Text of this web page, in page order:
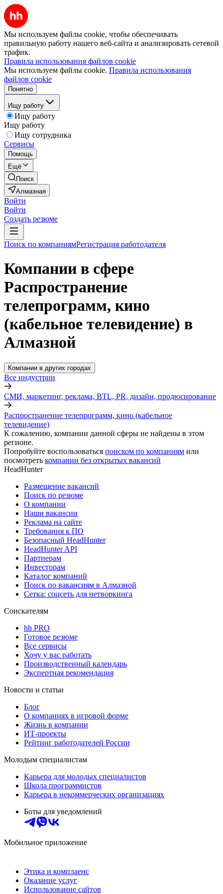
Мы используем файлы cookie, чтобы обеспечивать
правильную работу нашего веб-сайта и анализировать сетевой
трафик.
Правила использования файлов cookie
Мы используем файлы cookie. Правила использования
файлов cookie
Понятно
Ищу работу
Ищу работу
Ищу работу
Ищу сотрудника
Сервисы
Помощь
Ещё
Поиск
Алмазная
Войти
Войти
Создать резюме
Поиск по компаниямРегистрация работодателя
Компании в сфере
Распространение
телепрограмм, кино
(кабельное телевидение) в
Алмазной
Компании в других городах
Все индустрии
СМИ, маркетинг, реклама, BTL, PR, дизайн, продюсирование
Распространение телепрограмм, кино (кабельное
телевидение)
К сожалению, компании данной сферы не найдены в этом
регионе.
Попробуйте воспользоваться поиском по компаниям или
посмотреть компании без открытых вакансий
HeadHunter
Размещение вакансий
Поиск по резюме
О компании
Наши вакансии
Реклама на сайте
Требования к ПО
Безопасный HeadHunter
HeadHunter API
Партнерам
Инвесторам
Каталог компаний
Поиск по вакансиям в Алмазной
Сетка: соцсеть для нетворкинга
Соискателям
hh PRO
Готовое резюме
Все сервисы
Хочу у вас работать
Производственный календарь
Экспертная рекомендация
Новости и статьи
Блог
О компаниях в игровой форме
Жизнь в компании
ИТ-проекты
Рейтинг работодателей России
Молодым специалистам
Карьера для молодых специалистов
Школа программистов
Карьера в некоммерческих организациях
Боты для уведомлений
Мобильное приложение
Этика и комплаенс
Оказание услуг
Использование сайтов